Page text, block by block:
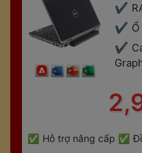
Hỗ trợ nâng cấp